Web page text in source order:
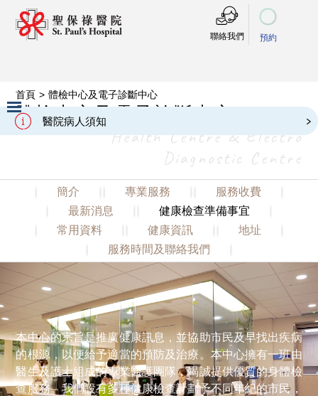
聯絡我們 預約
醫院病人須知
Slide 2 of 3.
首頁 > 體檢中心及電子診斷中心
體檢中心及電子診斷中心
Health Centre & Electro
Diagnostic Centre
簡介 專業服務
服務收費
最新消息
健康檢查準備事宜
常用資料
健康資訊
地址
服務時間及聯絡我們
本中心的宗旨是推廣健康訊息，並協助市民及早找出疾病
的根源，以便給予適當的預防及治療。本中心擁有一班由
醫生及護士組成的專業醫護團隊，竭誠提供優質的身體檢
查服務。我們設有多種健康檢查計劃予不同年紀的市民，